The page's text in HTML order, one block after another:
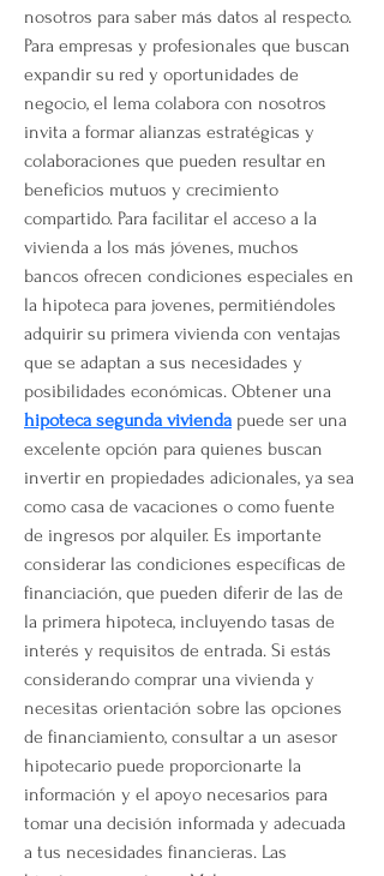
nosotros para saber más datos al respecto.
Para empresas y profesionales que buscan
expandir su red y oportunidades de
negocio, el lema colabora con nosotros
invita a formar alianzas estratégicas y
colaboraciones que pueden resultar en
beneficios mutuos y crecimiento
compartido. Para facilitar el acceso a la
vivienda a los más jóvenes, muchos
bancos ofrecen condiciones especiales en
la hipoteca para jovenes, permitiéndoles
adquirir su primera vivienda con ventajas
que se adaptan a sus necesidades y
posibilidades económicas. Obtener una
hipoteca segunda vivienda puede ser una
excelente opción para quienes buscan
invertir en propiedades adicionales, ya sea
como casa de vacaciones o como fuente
de ingresos por alquiler. Es importante
considerar las condiciones específicas de
financiación, que pueden diferir de las de
la primera hipoteca, incluyendo tasas de
interés y requisitos de entrada. Si estás
considerando comprar una vivienda y
necesitas orientación sobre las opciones
de financiamiento, consultar a un asesor
hipotecario puede proporcionarte la
información y el apoyo necesarios para
tomar una decisión informada y adecuada
a tus necesidades financieras. Las